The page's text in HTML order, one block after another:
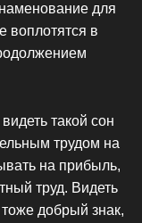
для
воплотятся в
такой сон
трудом на
на прибыль,
труд. Видеть
добрый знак,